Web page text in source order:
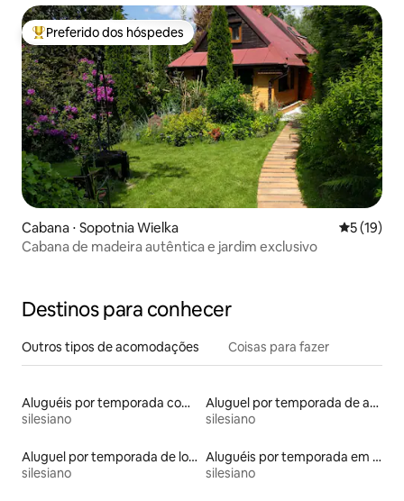
Entre os melhores preferidos dos hóspedes
Preferido dos hóspedes
Cabana ⋅ Sopotnia Wielka 5 de uma
5 (19)
Cabana de madeira autêntica e jardim exclusivo
Destinos para conhecer
Outros tipos de acomodações Coisas para fazer
Aluguéis por temporada com suítes privativas
silesiano
Aluguel por temporada de apart-hotéis
silesiano
Aluguel por temporada de lofts
silesiano
Aluguéis por temporada em hotéis-fazenda
silesiano